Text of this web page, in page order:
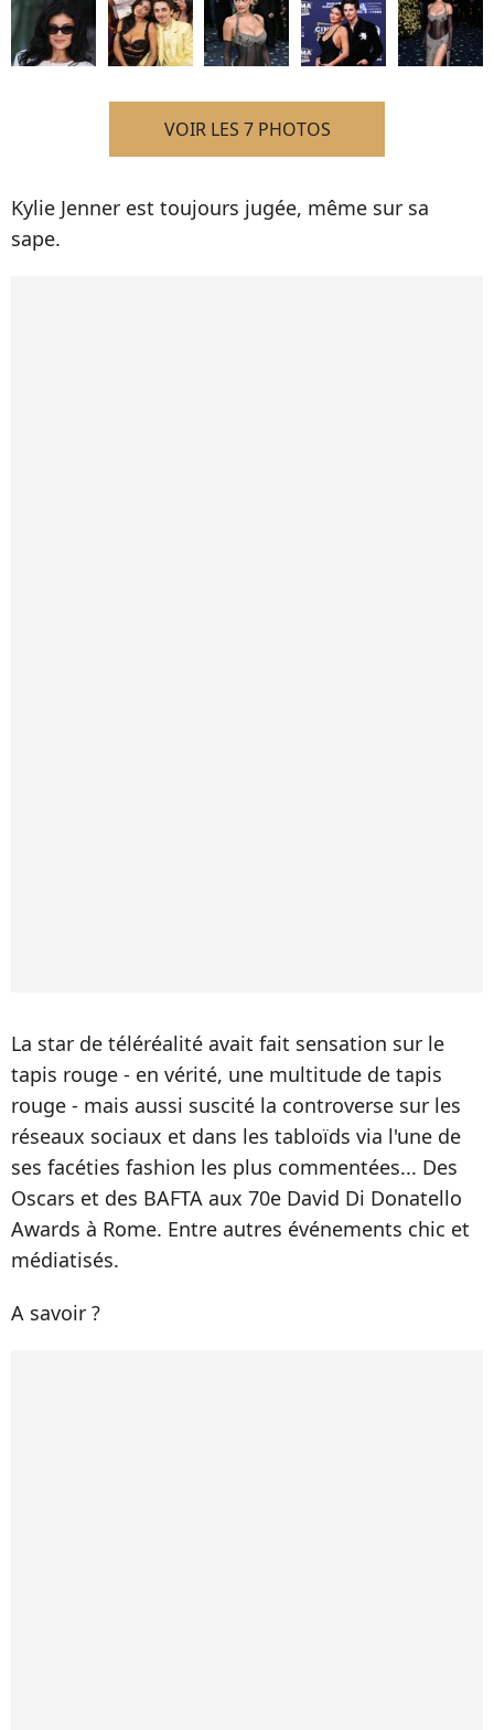
VOIR LES 7 PHOTOS
Kylie Jenner est toujours jugée, même sur sa
sape.
La star de téléréalité avait fait sensation sur le
tapis rouge - en vérité, une multitude de tapis
rouge - mais aussi suscité la controverse sur les
réseaux sociaux et dans les tabloïds via l'une de
ses facéties fashion les plus commentées... Des
Oscars et des BAFTA aux 70e David Di Donatello
Awards à Rome. Entre autres événements chic et
médiatisés.
A savoir ?